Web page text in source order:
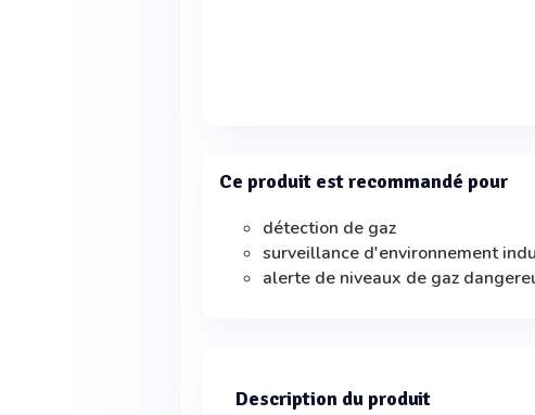
Ce produit est recommandé pour
détection de gaz
surveillance d'environnement
alerte de niveaux de gaz
Description du produit